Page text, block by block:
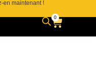
en maintenant !
0